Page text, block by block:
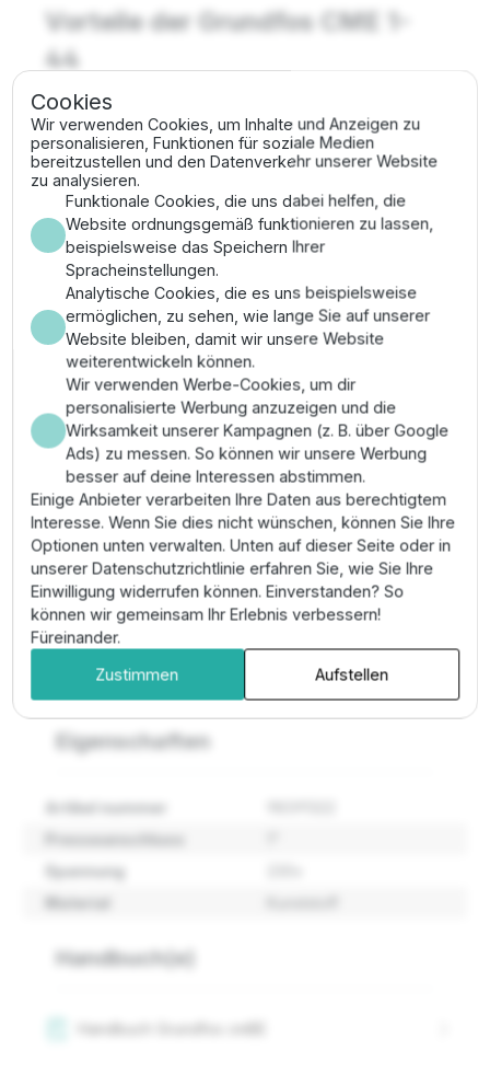
Vorteile der Grundfos CME 1-
44
Exzellente Energieeffizienz durch
bedarfsgerechte Drehzahlregelung des 0,55 kW
Motors.
Sehr ruhiger Lauf und minimierte Druckstöße im
Rohrleitungsnetz durch Sanftanlauf.
Höchste Zuverlässigkeit durch Edelstahlhydraulik
und hochwertige Gleitringdichtungen.
Kompaktes Design trotz leistungsstarker
mehrstufiger Bauweise für industrielle Standards.
Einfache Einbindung in Gebäudeleittechniken über
optionale Grundfos Funktionsmodule.
Montage & Anwendung
Die CME 1-44 sollte auf einem vibrationsgedämpften
Fundament installiert werden. Schließen Sie die Pumpe
an das Saug- und Drucknetz an und achten Sie auf
korrekte Erdung der elektrischen Komponenten. Über
das Bedienfeld am Motor kann der Sollwert für den
konstanten Ausgangsdruck direkt eingestellt werden.
Führen Sie die Inbetriebnahme gemäß der technischen
Dokumentation für frequenzgeregelte Antriebe durch.
Pro-Tipp:Nutzen Sie den
um empfindliche Geräte wie Umkehrosmoseanlagen
oder hochwertige Armaturen optimal zu betreiben.
Eigenschaften
Artikel nummer
Spannung
Handbuch(e)
Cookies
Wir verwenden Cookies, um Inhalte und Anzeigen zu
personalisieren, Funktionen für soziale Medien
bereitzustellen und den Datenverkehr unserer Website
zu analysieren.
Funktionale Cookies, die uns dabei helfen, die
Website ordnungsgemäß funktionieren zu lassen,
beispielsweise das Speichern Ihrer
Spracheinstellungen.
Analytische Cookies, die es uns beispielsweise
ermöglichen, zu sehen, wie lange Sie auf unserer
Website bleiben, damit wir unsere Website
weiterentwickeln können.
Wir verwenden Werbe-Cookies, um dir
personalisierte Werbung anzuzeigen und die
Wirksamkeit unserer Kampagnen (z. B. über Google
Ads) zu messen. So können wir unsere Werbung
besser auf deine Interessen abstimmen.
Einige Anbieter verarbeiten Ihre Daten aus berechtigtem
Interesse. Wenn Sie dies nicht wünschen, können Sie Ihre
Optionen unten verwalten. Unten auf dieser Seite oder in
unserer Datenschutzrichtlinie erfahren Sie, wie Sie Ihre
Einwilligung widerrufen können. Einverstanden? So
können wir gemeinsam Ihr Erlebnis verbessern!
Füreinander.
Zustimmen
Aufstellen